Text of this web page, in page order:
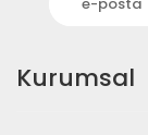
Kurumsal